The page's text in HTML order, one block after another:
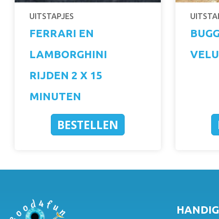
UITSTAPJES
FERRARI EN
LAMBORGHINI
RIJDEN 2 X 15
MINUTEN
BESTELLEN
HANDIG